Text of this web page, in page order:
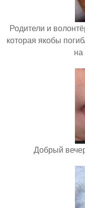
Родители и
которая якобы
Добрый